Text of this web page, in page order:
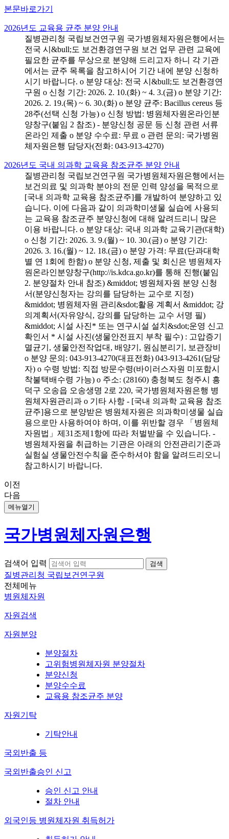
본문바로가기
2026년도 교육용 균주 분양 안내
질병관리청 국립보건연구원 국가병원체자원은행에서는
전국 시&bull;도 보건환경연구원 보건 업무 관련 교육에
필요한 균주를 무상으로 분양해 드리고자 하니 각 기관
에서는 균주 목록을 참고하시어 기간 내에 분양 신청하
시기 바랍니다. o 분양 대상: 전국 시&bull;도 보건환경연
구원 o 신청 기간: 2026. 2. 10.(화) ~ 4. 3.(금) o 분양 기간:
2026. 2. 19.(목) ~ 6. 30.(화) o 분양 균주: Bacillus cereus 등
28주(선택 신청 가능) o 신청 방법: 병원체자원온라인분
양창구(붙임 2 참조) - 분양신청 공문 등 신청 관련 서류
온라인 제출 o 분양 수수료: 무료 o 관련 문의: 국가병원
체자원은행 담당자(전화: 043-913-4270)
2026년도 국내 의과학 교육용 참조균주 분양 안내
질병관리청 국립보건연구원 국가병원체자원은행에서는
보건의료 및 의과학 분야의 전문 인력 양성을 목적으로
[국내 의과학 교육용 참조균주]를 개발하여 분양하고 있
습니다. 이에 다음과 같이 의과학미생물 실습에 사용되
는 교육용 참조균주 분양신청에 대해 알려드리니 많은
이용 바랍니다. o 분양 대상: 국내 의과학 교육기관(대학)
o 신청 기간: 2026. 3. 9.(월) ~ 10. 30.(금) o 분양 기간:
2026. 3. 16.(월) ~ 12. 18.(금) o 분양 가격: 무료(단과대학
별 연 1회에 한함) o 분양 신청, 제출 및 회신은 병원체자
원온라인분양창구(http://is.kdca.go.kr)를 통해 진행(붙임
2. 분양절차 안내 참조) &middot; 병원체자원 분양 신청
서(분양신청자는 강의를 담당하는 교수로 지정)
&middot; 병원체자원 관리&sdot;활용 계획서 &middot; 강
의계획서(자유양식, 강의를 담당하는 교수 서명 필)
&middot; 시설 사진* 또는 연구시설 설치&sdot;운영 신고
확인서 * 시설 사진(생물안전표지 부착 필수) : 고압증기
멸균기, 생물안전작업대, 배양기, 원심분리기, 보관장비
o 분양 문의: 043-913-4270(대표전화) 043-913-4261(담당
자) o 수령 방법: 직접 방문수령(바이러스자원 미포함시
착불택배수령 가능) o 주소: (28160) 충청북도 청주시 흥
덕구 오송읍 오송생명 2로 220, 국가병원체자원은행 병
원체자원관리과 o 기타 사항 - [국내 의과학 교육용 참조
균주]용으로 분양받은 병원체자원은 의과학미생물 실습
용으로만 사용하여야 하며, 이를 위반할 경우 「병원체
자원법」제31조제1항에 따라 처벌받을 수 있습니다. -
병원체자원을 취급하는 기관은 아래의 안전관리기준과
실험실 생물안전수칙을 준수하셔야 함을 알려드리오니
참고하시기 바랍니다.
이전
다음
메뉴열기
국가병원체자원은행
검색어 입력
질병관리청 국립보건연구원
전체메뉴
병원체자원
자원검색
자원분양
분양절차
고위험병원체자원 분양절차
분양신청
분양수수료
교육용 참조균주 분양
자원기탁
기탁안내
국외반출 등
국외반출승인 신고
승인 신고 안내
절차 안내
외국인등 병원체자원 취득허가